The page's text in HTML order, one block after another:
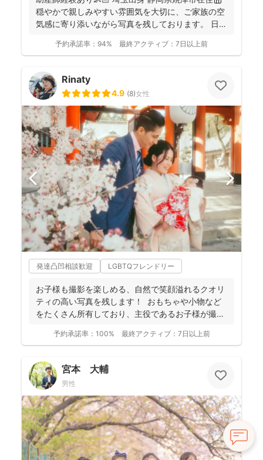
穏やかで親しみやすい雰囲気を大切に、ご家族の空
気感に寄り添いながら写真を残しております。 日
予約承諾率： 94% 最終アクティブ： 7日以上前
Rinaty
4.9 (8)女性
発達凸凹相談歓迎 LGBTQフレンドリー
お子様も撮影を楽しめる、自然で笑顔溢れるクオリ
ティの高い写真を残します！ おもちゃや小物など
をたくさん所有しており、主役であるお子様が撮影
予約承諾率： 100% 最終アクティブ： 7日以上前
宮本 大輔
男性